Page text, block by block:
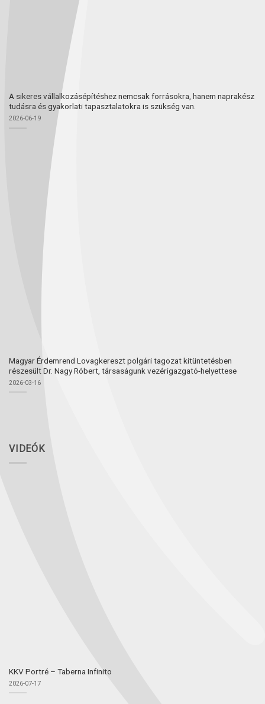
A sikeres vállalkozásépítéshez nemcsak forrásokra, hanem naprakész
tudásra és gyakorlati tapasztalatokra is szükség van.
2026-06-19
Magyar Érdemrend Lovagkereszt polgári tagozat kitüntetésben
részesült Dr. Nagy Róbert, társaságunk vezérigazgató-helyettese
2026-03-16
VIDEÓK
KKV Portré – Taberna Infinito
2026-07-17